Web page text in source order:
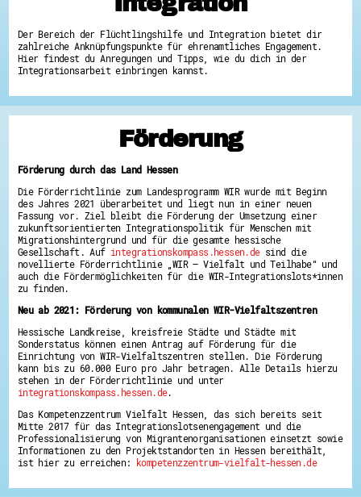
Hessen hilft Ukraine
Zeig uns dein Ehrenamt
Wettbewerb | Trikotwettbewerb
Wettbewerb | 80 Jahre Hessen - Engagement
8 Vereine x 80 Jahre x 1.000 €
SHARE IT: Teile deine Infos!
Gestalte dein Ehrenamt
Engagement-Lotsen
Crowdfunding - Viele schaffen mehr
Förderprogramme
Ehrentag
Freiwilligenmanagement
Hessen engagiert - Digitale Themenabende
Kompetenznachweis Hessen
Mach dich schlau
GEMA-Pakt
Di@-Lotsen in Hessen
Energiepreiskrise und Ehrenamt
Flüchtlingshilfe + Integration
Generationsübergreifend aktiv
Patenschaftsprojekte
Qualifizierung & Fortbildung
Stiftungen
Vereine, Spenden, Steuern - Gut zu Wissen
Versicherungsschutz
Zahlen, Daten, Fakten aus Hessen
Der Bereich der Flüchtlingshilfe und Integration bietet dir
zahlreiche Anknüpfungspunkte für ehrenamtliches Engagement.
Hier findest du Anregungen und Tipps, wie du dich in der
Integrationsarbeit einbringen kannst.
Förderung
Förderung durch das Land Hessen
Die Förderrichtlinie zum Landesprogramm WIR wurde mit Beginn
des Jahres 2021 überarbeitet und liegt nun in einer neuen
Fassung vor. Ziel bleibt die Förderung der Umsetzung einer
zukunftsorientierten Integrationspolitik für Menschen mit
Migrationshintergrund und für die gesamte hessische
Gesellschaft. Auf integrationskompass.hessen.desind die
novellierte Förderrichtlinie „WIR – Vielfalt und Teilhabe“ und
auch die Fördermöglichkeiten für die WIR-Integrationslots*innen
zu finden.
Neu ab 2021: Förderung von kommunalen WIR-Vielfaltszentren
Hessische Landkreise, kreisfreie Städte und Städte mit
Sonderstatus können einen Antrag auf Förderung für die
Einrichtung von WIR-Vielfaltszentren stellen. Die Förderung
kann bis zu 60.000 Euro pro Jahr betragen. Alle Details hierzu
stehen in der Förderrichtlinie und unter
integrationskompass.hessen.de.
Das Kompetenzzentrum Vielfalt Hessen, das sich bereits seit
Mitte 2017 für das Integrationslotsenengagement und die
Professionalisierung von Migrantenorganisationen einsetzt sowie
Informationen zu den Projektstandorten in Hessen bereithält,
ist hier zu erreichen:
kompetenzzentrum-vielfalt-hessen.de